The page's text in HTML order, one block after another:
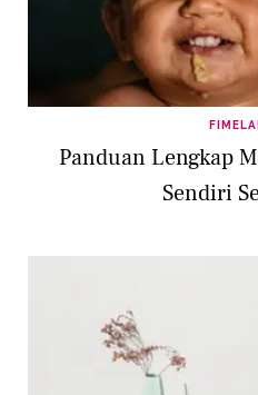
Panduan Lengkap
Sendiri